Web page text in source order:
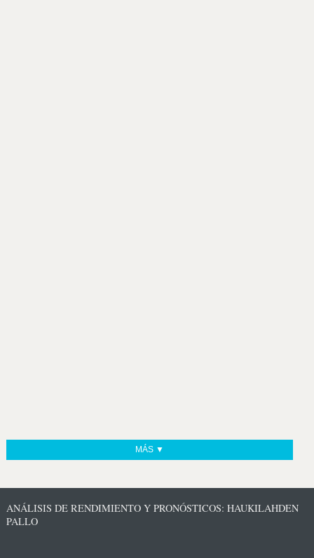
MÁS ▼
ANÁLISIS DE RENDIMIENTO Y PRONÓSTICOS: HAUKILAHDEN
PALLO